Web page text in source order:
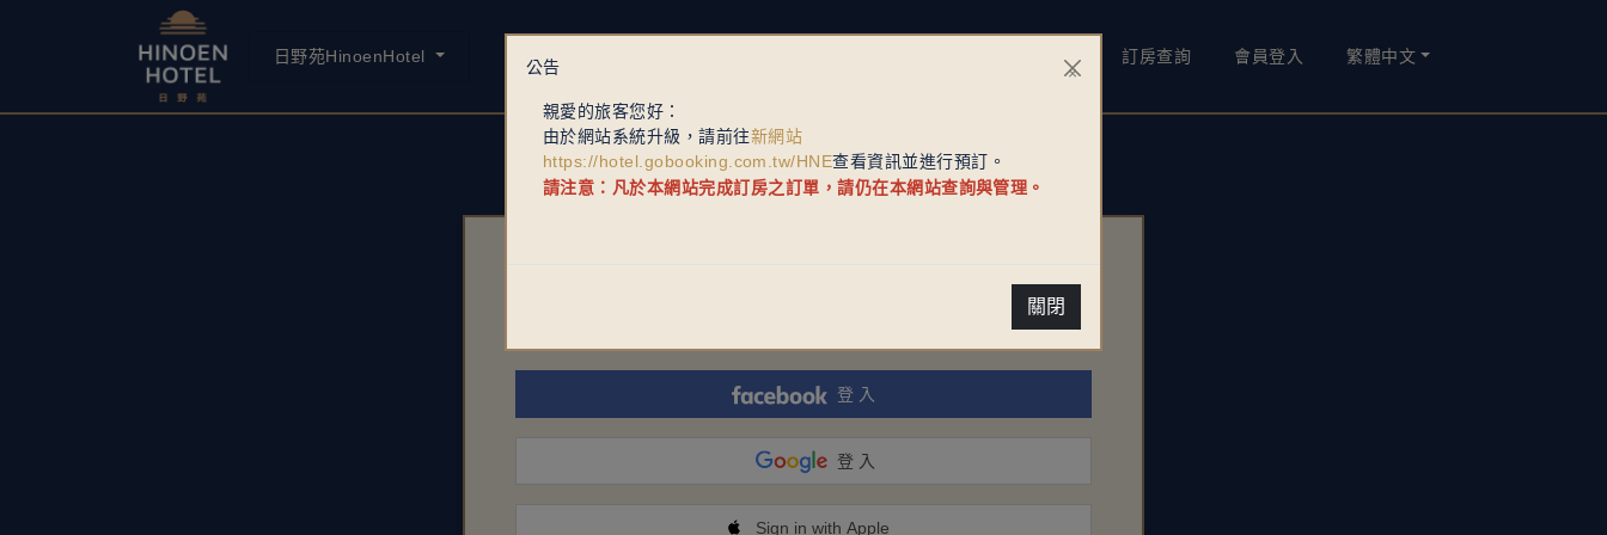
日野苑HinoenHotel 訂房查詢 會員登入 繁體中文
登 入
登 入
Sign in with Apple
公告 ×
親愛的旅客您好：
由於網站系統升級，請前往新網站
https://hotel.gobooking.com.tw/HNE查看資訊並進行預訂。
請注意：凡於本網站完成訂房之訂單，請仍在本網站查詢與管理。
關閉